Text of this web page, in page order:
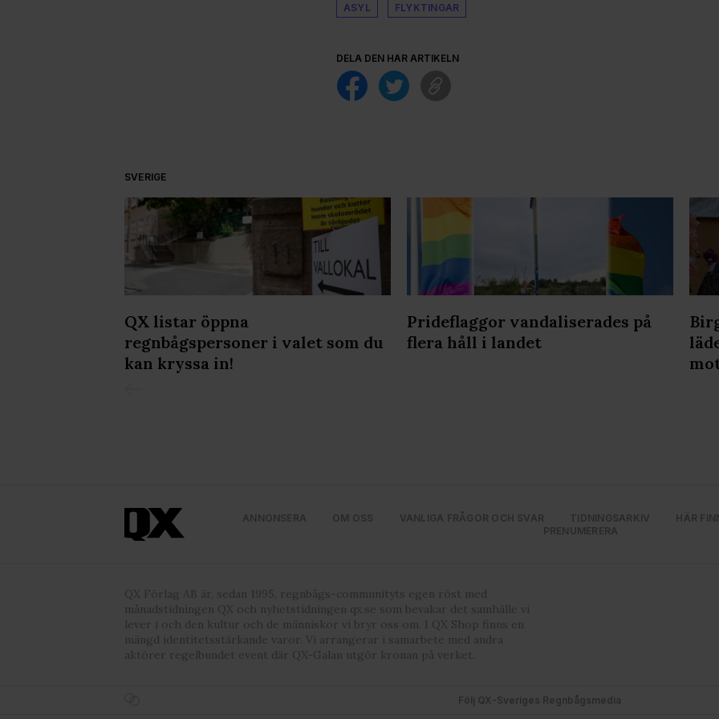
ASYL FLYKTINGAR
DELA DEN HÄR ARTIKELN
SVERIGE
QX listar öppna
regnbågspersoner i valet som du
kan kryssa in!
Prideflaggor vandaliserades på
flera håll i landet
ANNONSERA OM OSS VANLIGA FRÅGOR OCH SVAR TIDNINGSARKIV HÄR
PRENUMERERA
QX Förlag AB är, sedan 1995, regnbågs-communityts egen röst med
månadstidningen QX och nyhetstidningen qx.se som bevakar det samhälle vi
lever i och den kultur och de människor vi bryr oss om. I QX Shop finns en
mängd identitetsstärkande varor. Vi arrangerar i samarbete med andra
aktörer regelbundet event där QX-Galan utgör kronan på verket.
Följ QX-Sveriges Regnbågsmedia